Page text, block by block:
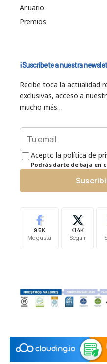
Anuario
Premios
¡Suscríbete a nuestra
Recibe toda la actualidad
exclusivas, acceso a
mucho más…
Acepto la política de
Podrás darte de baja en
9.5K
Me gusta
41.4K
Seguir